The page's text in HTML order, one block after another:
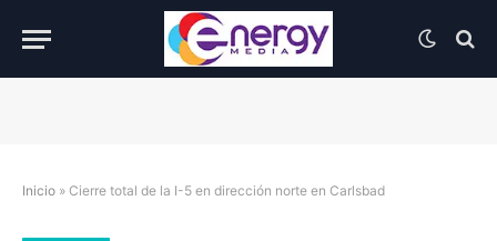
Inicio » Cierre total de la I-5 en dirección norte en Carlsbad